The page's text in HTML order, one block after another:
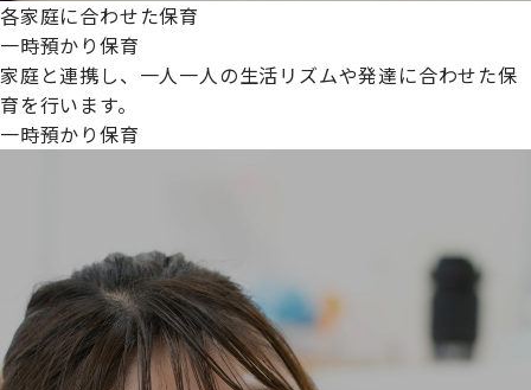
各家庭に合わせた保育
一時預かり保育
家庭と連携し、一人一人の生活リズムや発達に合わせた保
育を行います。
一時預かり保育